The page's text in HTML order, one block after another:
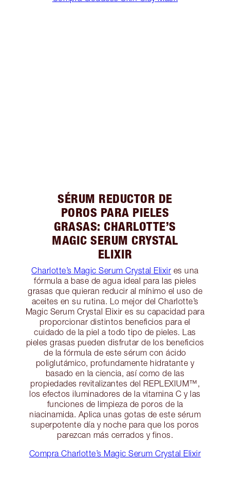
SÉRUM REDUCTOR DE
POROS PARA PIELES
GRASAS: CHARLOTTE’S
MAGIC SERUM CRYSTAL
ELIXIR
Charlotte’s Magic Serum Crystal Elixir es una
fórmula a base de agua ideal para las pieles
grasas que quieran reducir al mínimo el uso de
aceites en su rutina. Lo mejor del Charlotte’s
Magic Serum Crystal Elixir es su capacidad para
proporcionar distintos beneficios para el
cuidado de la piel a todo tipo de pieles. Las
pieles grasas pueden disfrutar de los beneficios
de la fórmula de este sérum con ácido
poliglutámico, profundamente hidratante y
basado en la ciencia, así como de las
propiedades revitalizantes del REPLEXIUM™,
los efectos iluminadores de la vitamina C y las
funciones de limpieza de poros de la
niacinamida. Aplica unas gotas de este sérum
superpotente día y noche para que los poros
parezcan más cerrados y finos.
Compra Charlotte’s Magic Serum Crystal Elixir